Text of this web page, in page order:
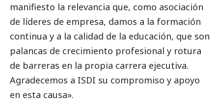
manifiesto la relevancia que, como asociación
de líderes de empresa, damos a la formación
continua y a la calidad de la educación, que son
palancas de crecimiento profesional y rotura
de barreras en la propia carrera ejecutiva.
Agradecemos a ISDI su compromiso y apoyo
en esta causa».